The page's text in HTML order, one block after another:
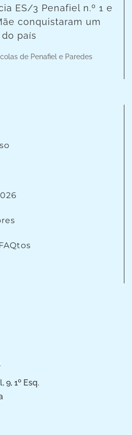
ES/3 Penafiel n.º 1 e
conquistaram um
do país
de Penafiel e Paredes
9, 1º Esq.